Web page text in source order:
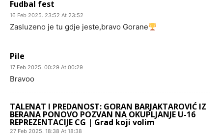
Fudbal fest
16 Feb 2025. 23:52 At 23:52
Zasluzeno je tu gdje jeste,bravo Gorane
Pile
17 Feb 2025. 00:29 At 00:29
Bravoo
TALENAT I PREDANOST: GORAN BARJAKTAROVIĆ IZ
BERANA PONOVO POZVAN NA OKUPLJANJE U-16
REPREZENTACIJE CG | Grad koji volim
27 Feb 2025. 18:38 At 18:38